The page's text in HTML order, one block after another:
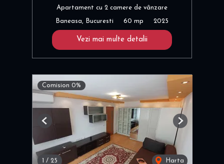
Apartament cu 2 camere de vânzare
Baneasa, Bucuresti 60 mp 2025
Vezi mai multe detalii
Comision 0%
1 / 25 Harta
Previous Next